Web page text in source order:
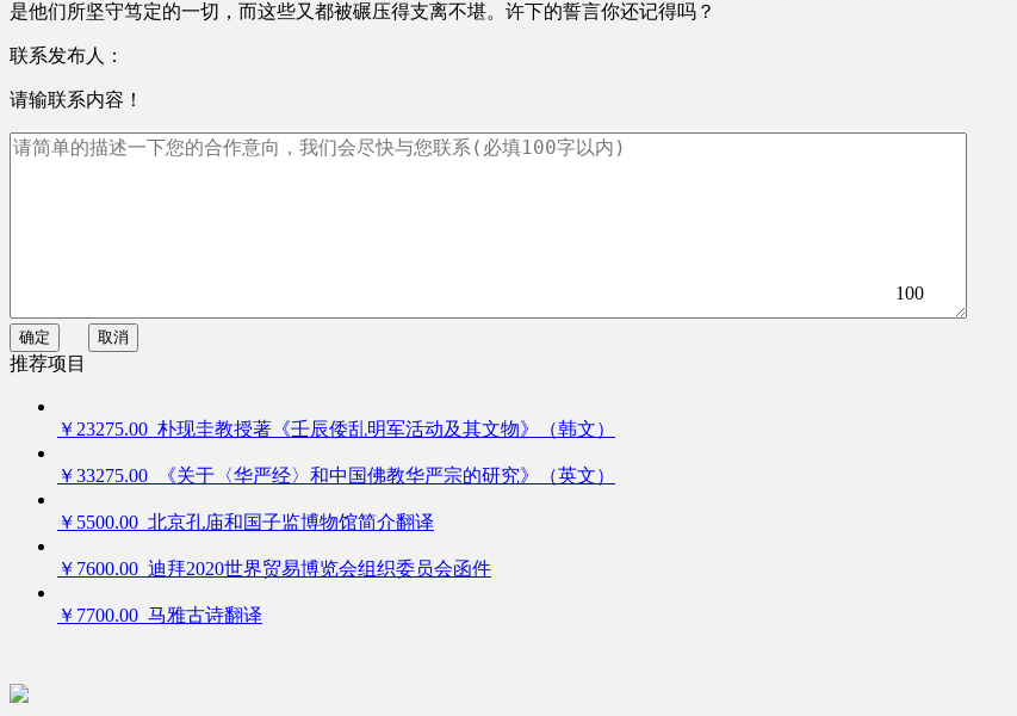
是他们所坚守笃定的一切，而这些又都被碾压得支离不堪。许下的誓言你还记得吗？
联系发布人：
请输联系内容！
100
确定 取消
推荐项目
￥23275.00 朴现圭教授著《壬辰倭乱明军活动及其文物》（韩文）
￥33275.00 《关于〈华严经〉和中国佛教华严宗的研究》（英文）
￥5500.00 北京孔庙和国子监博物馆简介翻译
￥7600.00 迪拜2020世界贸易博览会组织委员会函件
￥7700.00 马雅古诗翻译